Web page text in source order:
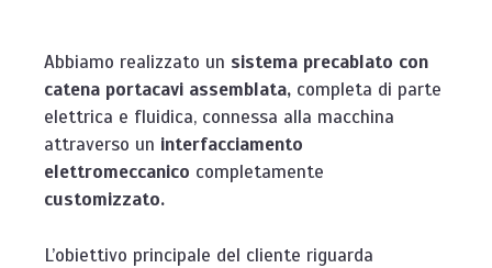
Abbiamo realizzato un sistema precablato con
catena portacavi assemblata, completa di parte
elettrica e fluidica, connessa alla macchina
attraverso un interfacciamento
elettromeccanico completamente
customizzato.
L’obiettivo principale del cliente riguarda